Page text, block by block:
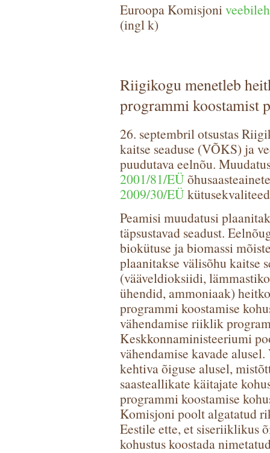
Euroopa Komisjoni
(ingl k)
Riigikogu menetleb
programmi koostamist
26. septembril otsustas
kaitse seaduse (VÕKS) ja
puudutava eelnõu.
2001/81/EÜ
2009/30/EÜ
Peamisi muudatusi
täpsustavad seadust.
biokütuse ja biomassi
plaanitakse välisõhu kaitse
(vääveldioksiidi,
ühendid, ammoniaak)
programmi koostamise
vähendamise riiklik
Keskkonnaministeeriumi
vähendamise kavade
kehtiva õiguse alusel,
saasteallikate käitajate
programmi koostamise
Komisjoni poolt algatatud
Eestile ette, et siseriiklikus
kohustus koostada